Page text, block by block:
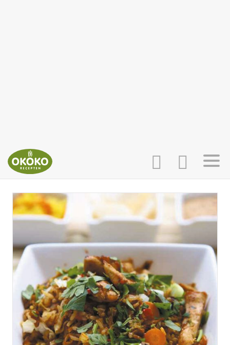
INLOGGEN
AANMELDEN
HOME
RECEPTEN
WEEKMENU'S
KOOKBOEKEN